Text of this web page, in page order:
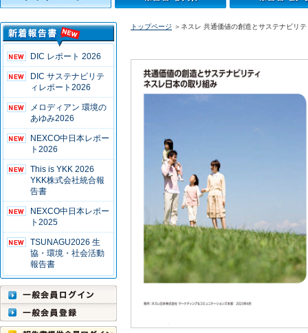
DIC レポート 2026
DIC サステナビリテ
ィレポート2026
メロディアン 環境の
あゆみ2026
NEXCO中日本レポー
ト2026
This is YKK 2026
YKK株式会社統合報
告書
NEXCO中日本レポー
ト2025
TSUNAGU2026 生
協・環境・社会活動
報告書
トップページ ＞ネスレ 共通価値の創造とサステナビリ